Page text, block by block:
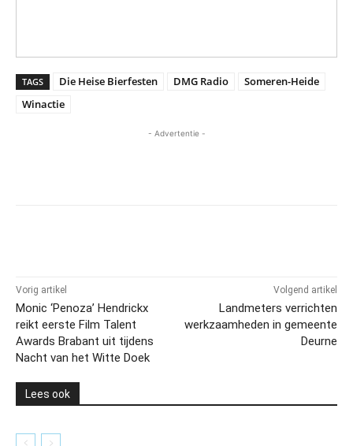
TAGS Die Heise Bierfesten DMG Radio
Someren-Heide
Winactie
- Advertentie -
Vorig artikel
Monic ‘Penoza’ Hendrickx
reikt eerste Film Talent
Awards Brabant uit tijdens
Nacht van het Witte Doek
Volgend artikel
Landmeters verrichten
werkzaamheden in gemeente
Deurne
Lees ook